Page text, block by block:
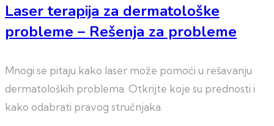
Laser terapija za dermatološke
probleme – Rešenja za probleme
Mnogi se pitaju kako laser može pomoći u rešavanju
dermatoloških problema. Otkrijte koje su prednosti i
kako odabrati pravog stručnjaka.